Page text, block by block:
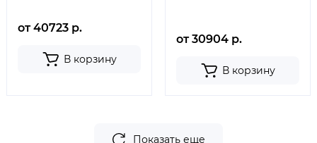
от 40723 р.
В корзину
от 30904 р.
В корзину
Показать еще